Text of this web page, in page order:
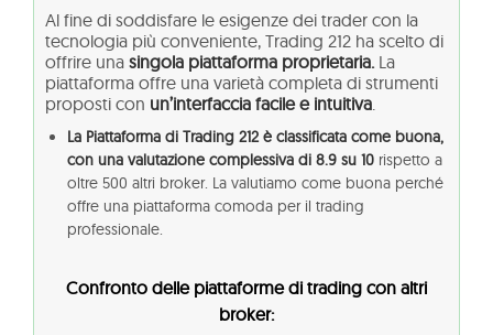
Al fine di soddisfare le esigenze dei trader con la
tecnologia più conveniente, Trading 212 ha scelto di
offrire una singola piattaforma proprietaria. La
piattaforma offre una varietà completa di strumenti
proposti con un’interfaccia facile e intuitiva.
La Piattaforma di Trading 212 è classificata come buona,
con una valutazione complessiva di 8.9 su 10 rispetto a
oltre 500 altri broker. La valutiamo come buona perché
offre una piattaforma comoda per il trading
professionale.
Confronto delle piattaforme di trading con altri
broker: